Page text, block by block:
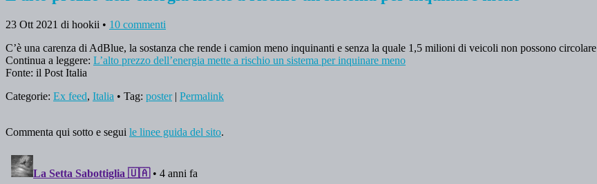
23 Ott 2021 di hookii • 10 commenti
C’è una carenza di AdBlue, la sostanza che rende i camion meno inquinanti e senza la quale 1,5 milioni di veicoli non possono circolare
Continua a leggere: L’alto prezzo dell’energia mette a rischio un sistema per inquinare meno
Fonte: il Post Italia
Categorie: Ex feed, Italia • Tag: poster| Permalink
Commenta qui sotto e segui le linee guida del sito.